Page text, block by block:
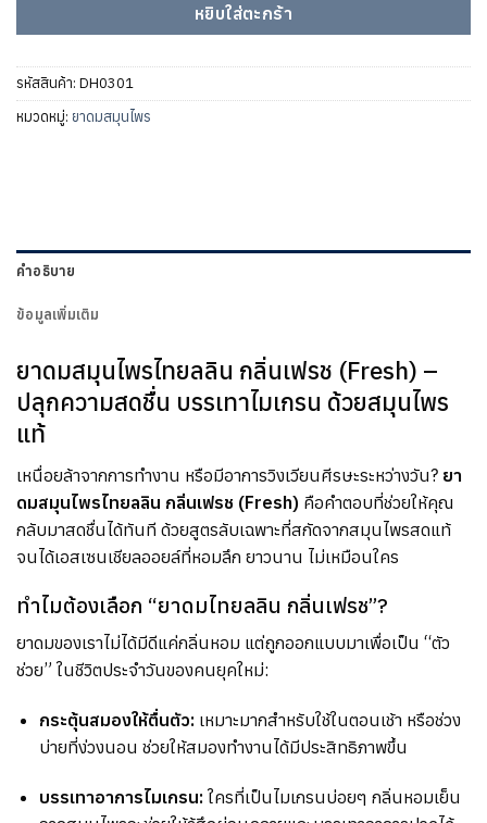
หยิบใส่ตะกร้า
รหัสสินค้า: DH0301
หมวดหมู่: ยาดมสมุนไพร
คำอธิบาย
ข้อมูลเพิ่มเติม
ยาดมสมุนไพรไทยลลิน กลิ่นเฟรช (Fresh) –
ปลุกความสดชื่น บรรเทาไมเกรน ด้วยสมุนไพร
แท้
เหนื่อยล้าจากการทำงาน หรือมีอาการวิงเวียนศีรษะระหว่างวัน? ยา
ดมสมุนไพรไทยลลิน กลิ่นเฟรช (Fresh) คือคำตอบที่ช่วยให้คุณ
กลับมาสดชื่นได้ทันที ด้วยสูตรลับเฉพาะที่สกัดจากสมุนไพรสดแท้
จนได้เอสเซนเชียลออยล์ที่หอมลึก ยาวนาน ไม่เหมือนใคร
ทำไมต้องเลือก “ยาดมไทยลลิน กลิ่นเฟรช”?
ยาดมของเราไม่ได้มีดีแค่กลิ่นหอม แต่ถูกออกแบบมาเพื่อเป็น “ตัว
ช่วย” ในชีวิตประจำวันของคนยุคใหม่:
กระตุ้นสมองให้ตื่นตัว: เหมาะมากสำหรับใช้ในตอนเช้า หรือช่วง
บ่ายที่ง่วงนอน ช่วยให้สมองทำงานได้มีประสิทธิภาพขึ้น
บรรเทาอาการไมเกรน: ใครที่เป็นไมเกรนบ่อยๆ กลิ่นหอมเย็น